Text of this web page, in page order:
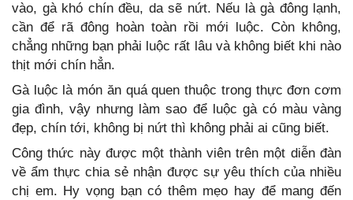
vào, gà khó chín đều, da sẽ nứt. Nếu là gà đông lạnh,
cần để rã đông hoàn toàn rồi mới luộc. Còn không,
chẳng những bạn phải luộc rất lâu và không biết khi nào
thịt mới chín hẳn.
Gà luộc là món ăn quá quen thuộc trong thực đơn cơm
gia đình, vậy nhưng làm sao để luộc gà có màu vàng
đẹp, chín tới, không bị nứt thì không phải ai cũng biết.
Công thức này được một thành viên trên một diễn đàn
về ẩm thực chia sẻ nhận được sự yêu thích của nhiều
chị em. Hy vọng bạn có thêm mẹo hay để mang đến